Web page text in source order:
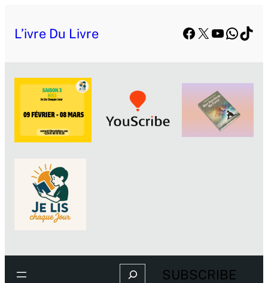
L’ivre Du Livre Facebook
X YouTube
Search SUBSCRIBE